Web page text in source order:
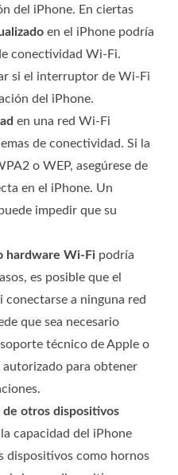
del iPhone. En ciertas
en el iPhone podría
conectividad Wi-Fi.
si el interruptor de Wi-Fi
del iPhone.
en una red Wi-Fi
de conectividad. Si la
o WEP, asegúrese de
en el iPhone. Un
impedir que su
hardware Wi-Fi podría
es posible que el
a ninguna red
que sea necesario
técnico de Apple o
para obtener
otros dispositivos
capacidad del iPhone
dispositivos como hornos